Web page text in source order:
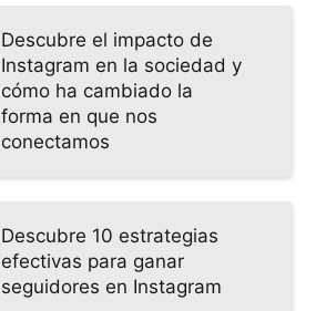
Descubre el impacto de
Instagram en la sociedad y
cómo ha cambiado la
forma en que nos
conectamos
Descubre 10 estrategias
efectivas para ganar
seguidores en Instagram